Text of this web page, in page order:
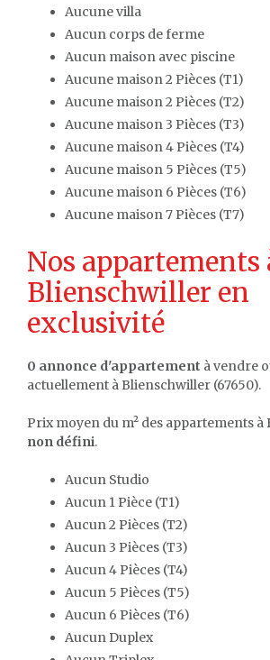
Aucune villa
Aucun corps de ferme
Aucun maison avec piscine
Aucune maison 2 Pièces (T1)
Aucune maison 2 Pièces (T2)
Aucune maison 3 Pièces (T3)
Aucune maison 4 Pièces (T4)
Aucune maison 5 Pièces (T5)
Aucune maison 6 Pièces (T6)
Aucune maison 7 Pièces (T7)
Nos appartements
Blienschwiller en
exclusivité
0 annonce d'appartement à vendre
actuellement à Blienschwiller (67650).
Prix moyen du m² des appartements
non défini.
Aucun Studio
Aucun 1 Pièce (T1)
Aucun 2 Pièces (T2)
Aucun 3 Pièces (T3)
Aucun 4 Pièces (T4)
Aucun 5 Pièces (T5)
Aucun 6 Pièces (T6)
Aucun Duplex